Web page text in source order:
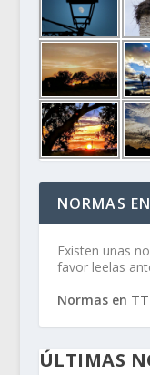
NORMAS
Existen unas
favor leelas
Normas en
ÚLTIMAS